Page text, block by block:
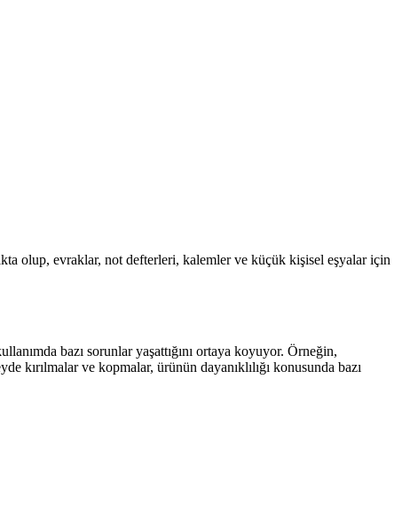
olup, evraklar, not defterleri, kalemler ve küçük kişisel eşyalar için
bazı sorunlar yaşattığını ortaya koyuyor. Örneğin,
kırılmalar ve kopmalar, ürünün dayanıklılığı konusunda bazı